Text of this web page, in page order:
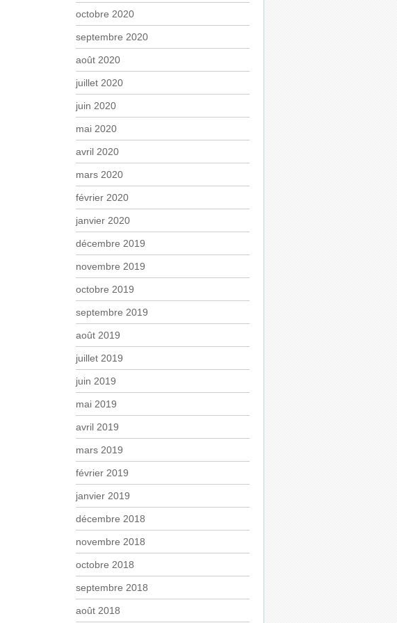
octobre 2020
septembre 2020
août 2020
juillet 2020
juin 2020
mai 2020
avril 2020
mars 2020
février 2020
janvier 2020
décembre 2019
novembre 2019
octobre 2019
septembre 2019
août 2019
juillet 2019
juin 2019
mai 2019
avril 2019
mars 2019
février 2019
janvier 2019
décembre 2018
novembre 2018
octobre 2018
septembre 2018
août 2018